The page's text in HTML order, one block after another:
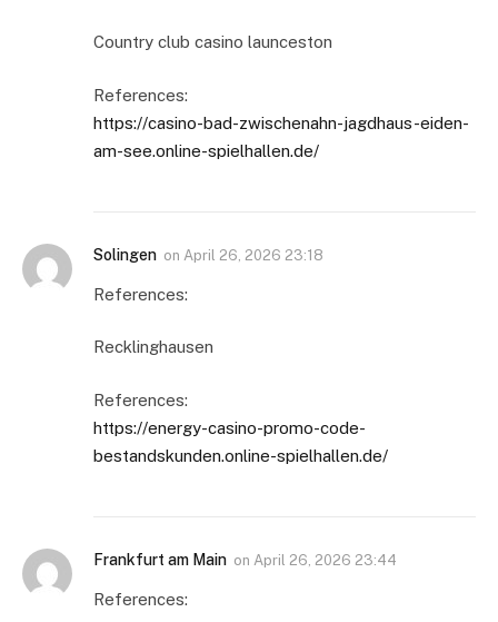
Country club casino launceston
References:
https://casino-bad-zwischenahn-jagdhaus-eiden-
am-see.online-spielhallen.de/
Solingen on April 26, 2026 23:18
References:
Recklinghausen
References:
https://energy-casino-promo-code-
bestandskunden.online-spielhallen.de/
Frankfurt am Main on April 26, 2026 23:44
References: